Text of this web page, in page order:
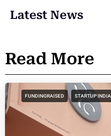
Latest News
Read More
FUNDINGRAISED STARTUP INDIA